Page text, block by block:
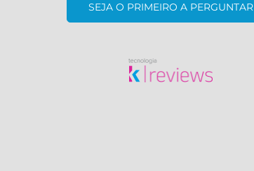
SEJA O PRIMEIRO A PERGUNTAR